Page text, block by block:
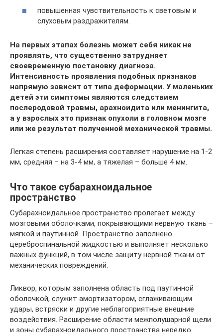
повышенная чувствительность к световым и
слуховым раздражителям.
На первых этапах болезнь может себя никак не
проявлять, что существенно затрудняет
своевременную постановку диагноза.
Интенсивность проявления подобных признаков
напрямую зависит от типа деформации. У маленьких
детей эти симптомы являются следствием
послеродовой травмы, арахноидита или менингита,
а у взрослых это признак опухоли в головном мозге
или же результат полученной механической травмы.
Легкая степень расширения составляет нарушение на 1-2
мм, средняя – на 3-4 мм, а тяжелая – больше 4 мм.
Что такое субарахноидальное
пространство
Субарахноидальное пространство пролегает между
мозговыми оболочками, покрывающими нервную ткань –
мягкой и паутинной. Пространство заполнено
цереброспинальной жидкостью и выполняет несколько
важных функций, в том числе защиту нервной ткани от
механических повреждений.
Ликвор, которым заполнена область под паутинной
оболочкой, служит амортизатором, сглаживающим
удары, встряски и другие неблагоприятные внешние
воздействия. Расширение области межполушарной щели
и зоны субарахноидального пространства нередко